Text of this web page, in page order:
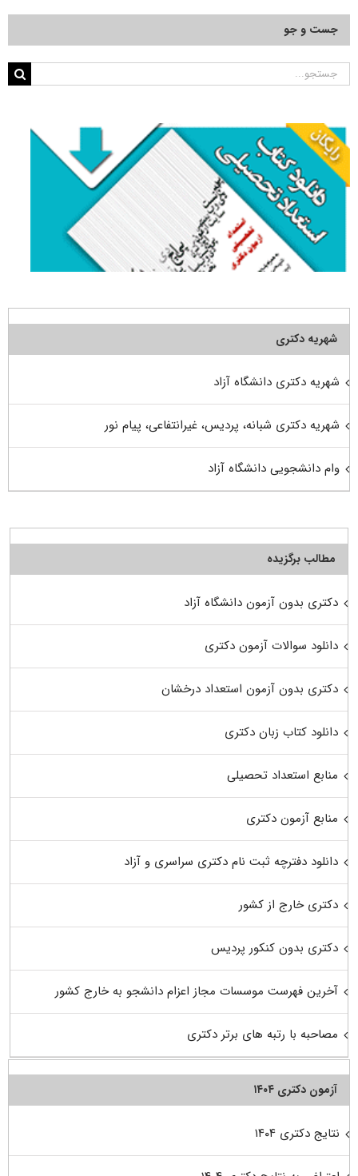
جست و جو
جستجو
شهریه دکتری
شهریه دکتری دانشگاه آزاد
شهریه دکتری شبانه، پردیس، غیرانتفاعی، پیام نور
وام دانشجویی دانشگاه آزاد
مطالب برگزیده
دکتری بدون آزمون دانشگاه آزاد
دانلود سوالات آزمون دکتری
دکتری بدون آزمون استعداد درخشان
دانلود کتاب زبان دکتری
منابع استعداد تحصیلی
منابع آزمون دکتری
دانلود دفترچه ثبت نام دکتری سراسری و آزاد
دکتری خارج از کشور
دکتری بدون کنکور پردیس
آخرین فهرست موسسات مجاز اعزام دانشجو به خارج کشور
مصاحبه با رتبه های برتر دکتری
آزمون دکتری ۱۴۰۴
نتایج دکتری ۱۴۰۴